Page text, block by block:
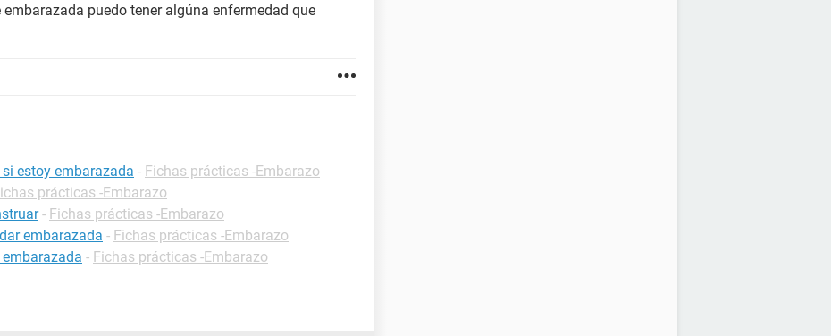
puedo tener algúna enfermedad que
estoy embarazada - Fichas prácticas -Embarazo
prácticas -Embarazo
- Fichas prácticas -Embarazo
embarazada - Fichas prácticas -Embarazo
- Fichas prácticas -Embarazo